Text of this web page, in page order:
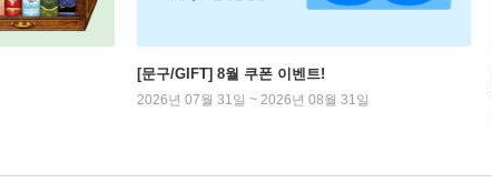
[문구/GIFT] 8월 쿠폰 이벤트!
2026년 07월 31일 ~ 2026년 08월 31일